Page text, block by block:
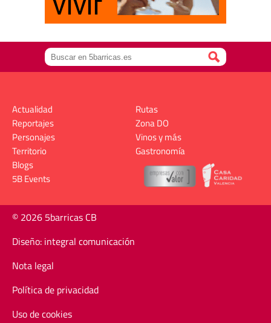
Actualidad
Reportajes
Personajes
Territorio
Rutas
Zona DO
Vinos y más
Gastronomía
Blogs
5B Events
© 2026 5barricas CB
Diseño: integral comunicación
Nota legal
Política de privacidad
Uso de cookies